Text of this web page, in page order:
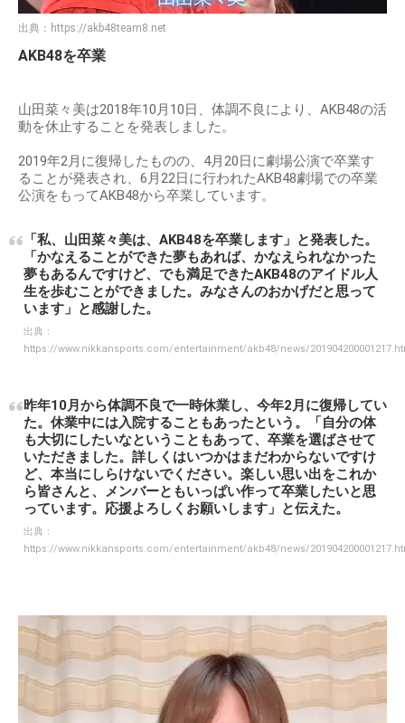
出典： https://akb48team8.net
AKB48を卒業
山田菜々美は2018年10月10日、体調不良により、AKB48の活
動を休止することを発表しました。
2019年2月に復帰したものの、4月20日に劇場公演で卒業す
ることが発表され、6月22日に行われたAKB48劇場での卒業
公演をもってAKB48から卒業しています。
「私、山田菜々美は、AKB48を卒業します」と発表した。
「かなえることができた夢もあれば、かなえられなかった
夢もあるんですけど、でも満足できたAKB48のアイドル人
生を歩むことができました。みなさんのおかげだと思って
います」と感謝した。
出典：
https://www.nikkansports.com/entertainment/akb48/news/
昨年10月から体調不良で一時休業し、今年2月に復帰してい
た。休業中には入院することもあったという。「自分の体
も大切にしたいなということもあって、卒業を選ばさせて
いただきました。詳しくはいつかはまだわからないですけ
ど、本当にしらけないでください。楽しい思い出をこれか
ら皆さんと、メンバーともいっぱい作って卒業したいと思
っています。応援よろしくお願いします」と伝えた。
出典：
https://www.nikkansports.com/entertainment/akb48/news/